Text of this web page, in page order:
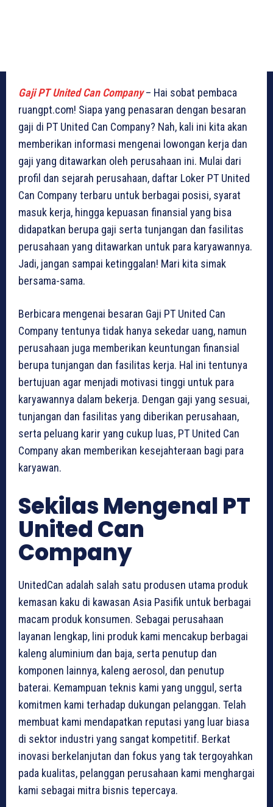
Gaji PT United Can Company– Hai sobat pembaca
ruangpt.com! Siapa yang penasaran dengan besaran
gaji di PT United Can Company? Nah, kali ini kita akan
memberikan informasi mengenai lowongan kerja dan
gaji yang ditawarkan oleh perusahaan ini. Mulai dari
profil dan sejarah perusahaan, daftar Loker PT United
Can Company terbaru untuk berbagai posisi, syarat
masuk kerja, hingga kepuasan finansial yang bisa
didapatkan berupa gaji serta tunjangan dan fasilitas
perusahaan yang ditawarkan untuk para karyawannya.
Jadi, jangan sampai ketinggalan! Mari kita simak
bersama-sama.
Berbicara mengenai besaran Gaji PT United Can
Company tentunya tidak hanya sekedar uang, namun
perusahaan juga memberikan keuntungan finansial
berupa tunjangan dan fasilitas kerja. Hal ini tentunya
bertujuan agar menjadi motivasi tinggi untuk para
karyawannya dalam bekerja. Dengan gaji yang sesuai,
tunjangan dan fasilitas yang diberikan perusahaan,
serta peluang karir yang cukup luas, PT United Can
Company akan memberikan kesejahteraan bagi para
karyawan.
Sekilas Mengenal PT
United Can
Company
UnitedCan adalah salah satu produsen utama produk
kemasan kaku di kawasan Asia Pasifik untuk berbagai
macam produk konsumen. Sebagai perusahaan
layanan lengkap, lini produk kami mencakup berbagai
kaleng aluminium dan baja, serta penutup dan
komponen lainnya, kaleng aerosol, dan penutup
baterai. Kemampuan teknis kami yang unggul, serta
komitmen kami terhadap dukungan pelanggan. Telah
membuat kami mendapatkan reputasi yang luar biasa
di sektor industri yang sangat kompetitif. Berkat
inovasi berkelanjutan dan fokus yang tak tergoyahkan
pada kualitas, pelanggan perusahaan kami menghargai
kami sebagai mitra bisnis tepercaya.